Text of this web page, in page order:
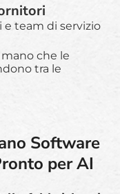
e team di servizio
che le
tra le
Software
per AI